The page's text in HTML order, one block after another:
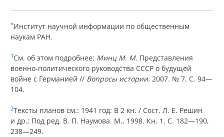
*Институт научной информации по общественным
наукам РАН.
1 См. об этом подробнее: Минц М. М. Представления
военно-политического руководства СССР о будущей
войне с Германией // Вопросы истории. 2007. № 7. С. 94—
104.
2Тексты планов см.: 1941 год: В 2 кн. / Сост. Л. Е. Решин
и др.; Под ред. В. П. Наумова. М., 1998. Кн. 1. С. 182—190,
238—249.